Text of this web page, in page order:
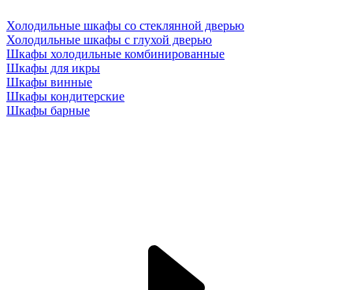
Холодильные шкафы со стеклянной дверью
Холодильные шкафы с глухой дверью
Шкафы холодильные комбинированные
Шкафы для икры
Шкафы винные
Шкафы кондитерские
Шкафы барные